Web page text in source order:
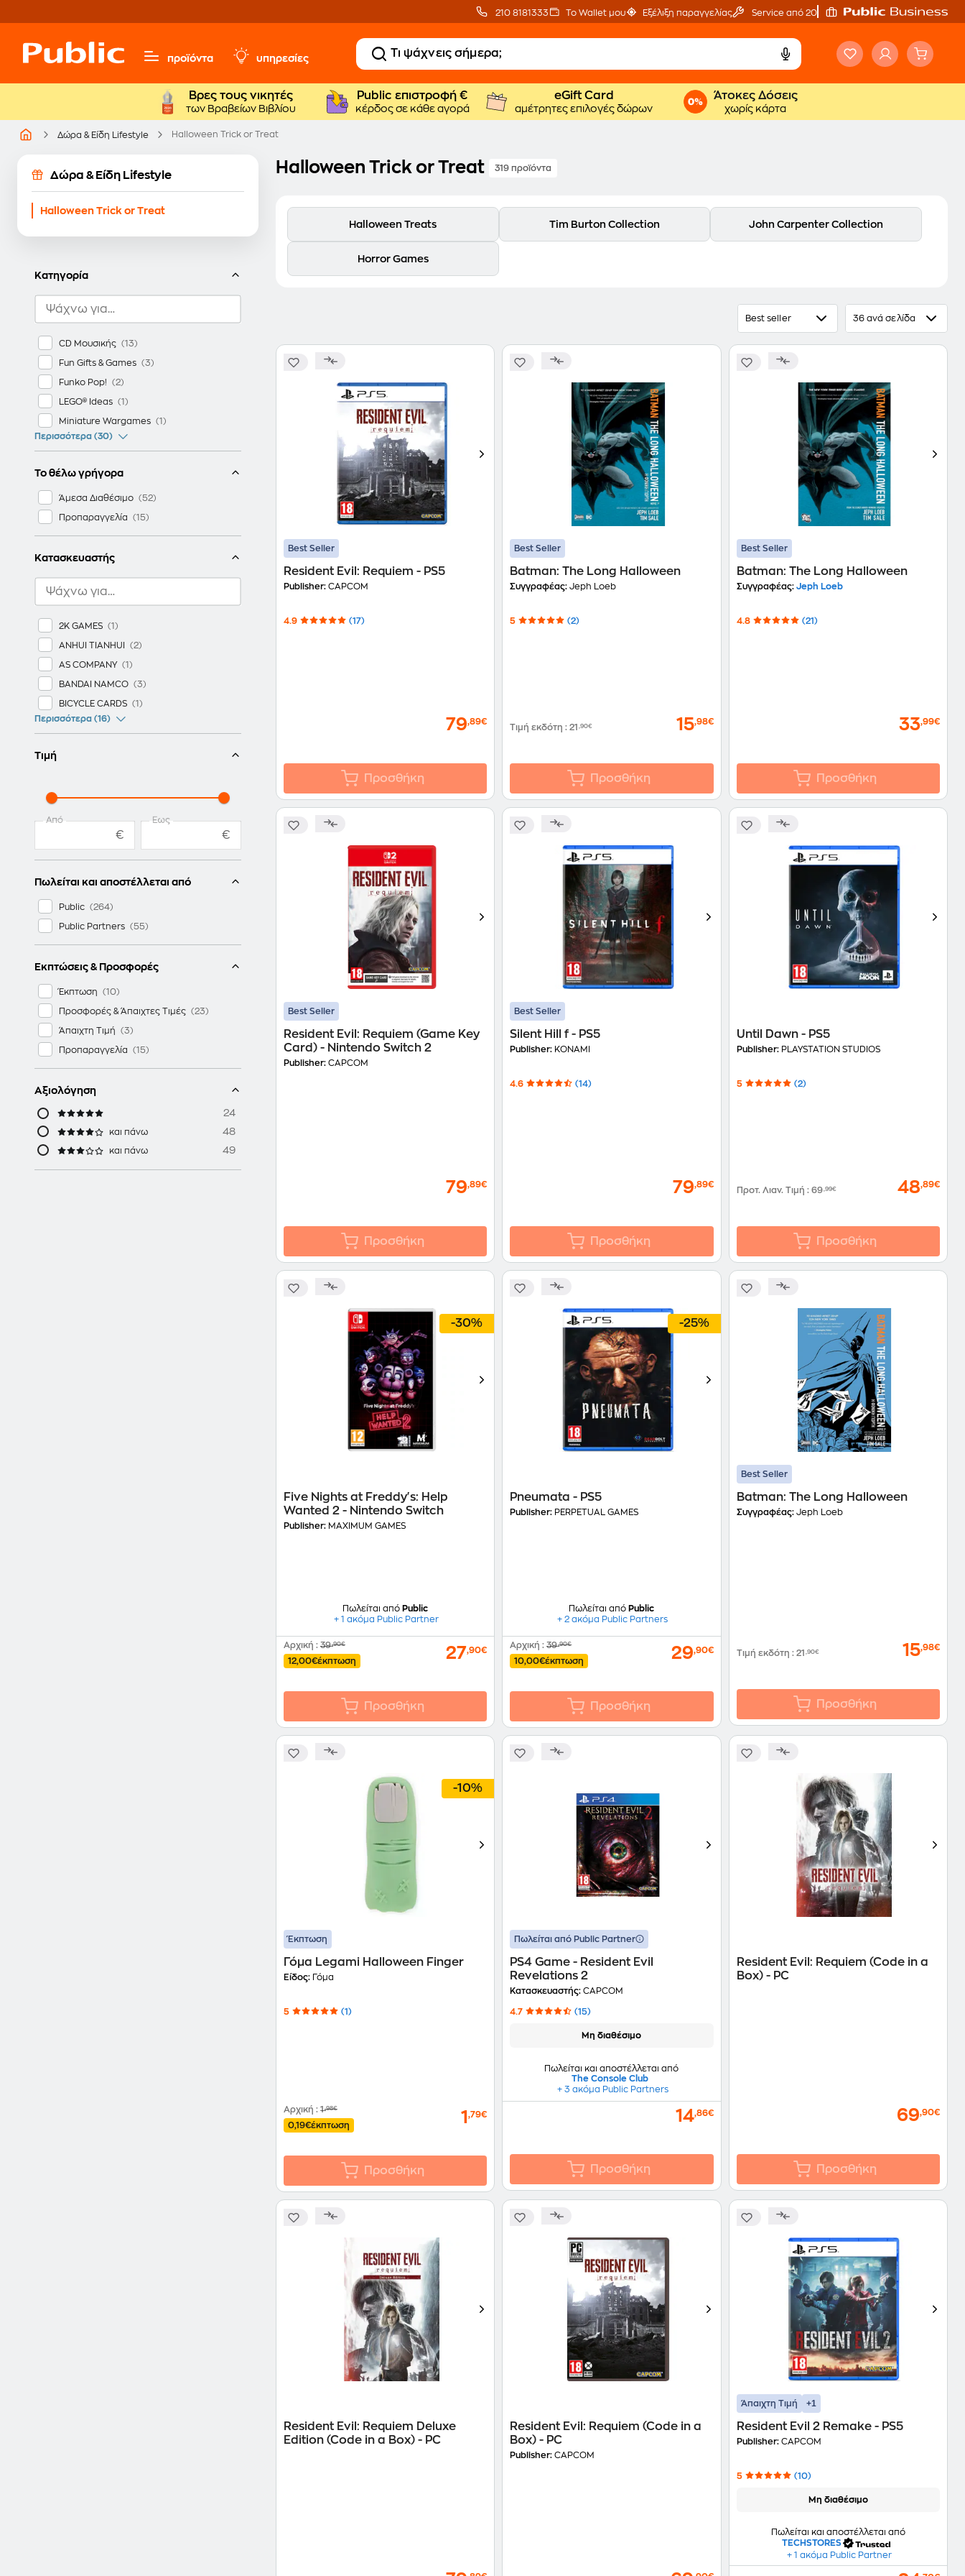
210 8181333 Το Wallet μου Εξέλιξη παραγγελίας Service από 20'
προϊόντα υπηρεσίες
Βρες τους νικητές
των Βραβείων Βιβλίου
Public επιστροφή €
κέρδος σε κάθε αγορά
eGift Card
αμέτρητες επιλογές δώρων
Άτοκες Δόσεις
χωρίς κάρτα
Δώρα & Είδη Lifestyle Halloween Trick or Treat
Δώρα & Είδη Lifestyle
Halloween Trick or Treat
Κατηγορία
CD Μουσικής
Fun Gifts & Games
Funko Pop!
LEGO® Ideas
Miniature Wargames
Περισσότερα (30)
Το θέλω γρήγορα
Άμεσα Διαθέσιμο
Προπαραγγελία
Κατασκευαστής
2K GAMES
ANHUI TIANHUI
AS COMPANY
BANDAI NAMCO
BICYCLE CARDS
Περισσότερα (16)
Τιμή
Από
€
Έως
€
Πωλείται και αποστέλλεται από
Public
Public Partners
Εκπτώσεις & Προσφορές
Έκπτωση
Προσφορές & Άπαιχτες Τιμές
Άπαιχτη Τιμή
Προπαραγγελία
Αξιολόγηση
24
και πάνω 48
και πάνω 49
Halloween Trick or Treat 319 προϊόντα
Halloween Treats Tim Burton Collection John Carpenter Collection
Horror Games
Best seller 36 ανά σελίδα
Best Seller
Resident Evil: Requiem - PS5
Publisher: CAPCOM
4.9 (17)
79,89€
Προσθήκη
Best Seller
Batman: The Long Halloween
Συγγραφέας: Jeph Loeb
5 (2)
Τιμή εκδότη:21,90€ 15,98€
Προσθήκη
Best Seller
Batman: The Long Halloween
Συγγραφέας:Jeph Loeb
4.8 (21)
33,99€
Προσθήκη
Best Seller
Resident Evil: Requiem (Game Key
Card) - Nintendo Switch 2
Publisher: CAPCOM
79,89€
Προσθήκη
Best Seller
Silent Hill f - PS5
Publisher: KONAMI
4.6 (14)
79,89€
Προσθήκη
Until Dawn - PS5
Publisher:PLAYSTATION STUDIOS
5 (2)
Προτ. Λιαν. Τιμή : 69,99€ 48,89€
Προσθήκη
-30%
Five Nights at Freddy's: Help
Wanted 2 - Nintendo Switch
Publisher: MAXIMUM GAMES
Πωλείται από Public
+ 1 ακόμα Public Partner
Αρχική : 39,90€
12,00€έκπτωση 27,90€
Προσθήκη
-25%
Pneumata - PS5
Publisher: PERPETUAL GAMES
Πωλείται από Public
+ 2 ακόμα Public Partners
Αρχική:39,90€
10,00€έκπτωση 29,90€
Προσθήκη
Best Seller
Batman: The Long Halloween
Συγγραφέας:Jeph Loeb
Τιμή εκδότη : 21,90€ 15,98€
Προσθήκη
-10%
Έκπτωση
Γόμα Legami Halloween Finger
Είδος: Γόμα
5 (1)
Αρχική : 1,98€
0,19€έκπτωση 1,79€
Προσθήκη
Πωλείται από Public Partner
PS4 Game - Resident Evil
Revelations 2
Κατασκευαστής: CAPCOM
4.7 (15)
Μη διαθέσιμο
Πωλείται και αποστέλλεται από
The Console Club
+ 3 ακόμα Public Partners
14,86€
Προσθήκη
Resident Evil: Requiem (Code in a
Box) - PC
69,90€
Προσθήκη
Resident Evil: Requiem Deluxe
Edition (Code in a Box) - PC
Resident Evil: Requiem (Code in a
Box) - PC
Publisher: CAPCOM
Άπαιχτη Τιμή +1
Resident Evil 2 Remake - PS5
Publisher:CAPCOM
5 (10)
Μη διαθέσιμο
Πωλείται και αποστέλλεται από
TECHSTORES
+ 1 ακόμα Public Partner